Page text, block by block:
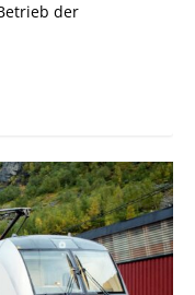
der